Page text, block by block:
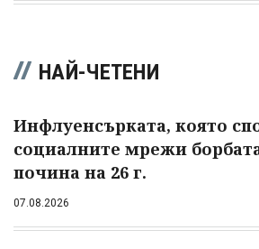
НАЙ-ЧЕТЕНИ
Инфлуенсърката, която
социалните мрежи
почина на 26 г.
07.08.2026